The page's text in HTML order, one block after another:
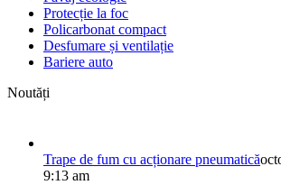
Protecție la foc
Policarbonat compact
Desfumare și ventilație
Bariere auto
Noutăți
Trape de fum cu acționare pneumatică
9:13 am